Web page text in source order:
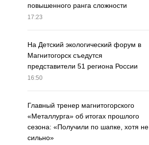
повышенного ранга сложности
17:23
На Детский экологический форум в
Магнитогорск съедутся
представители 51 региона России
16:50
Главный тренер магнитогорского
«Металлурга» об итогах прошлого
сезона: «Получили по шапке, хотя не
сильно»